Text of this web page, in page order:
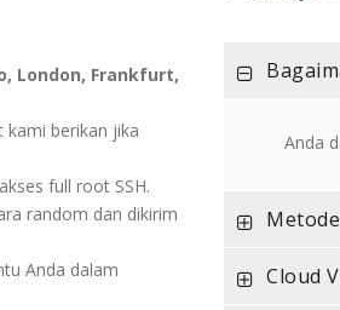
London, Frankfurt,
kami berikan jika
full root SSH.
random dan dikirim
Anda dalam
Anda
Cloud